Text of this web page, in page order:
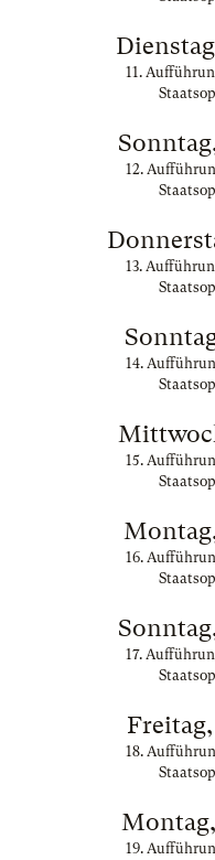
11.
12.
13.
14.
15.
16.
17.
18.
19.